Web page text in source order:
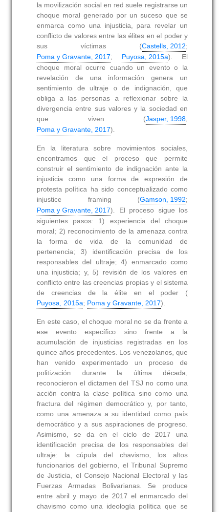
la movilización social en red suele registrarse un
choque moral generado por un suceso que se
enmarca como una injusticia, para revelar un
conflicto de valores entre las élites en el poder y
sus víctimas (Castells, 2012;
Poma y Gravante, 2017; Puyosa, 2015a). El
choque moral ocurre cuando un evento o la
revelación de una información genera un
sentimiento de ultraje o de indignación, que
obliga a las personas a reflexionar sobre la
divergencia entre sus valores y la sociedad en
que viven (Jasper, 1998;
Poma y Gravante, 2017).
En la literatura sobre movimientos sociales,
encontramos que el proceso que permite
construir el sentimiento de indignación ante la
injusticia como una forma de expresión de
protesta política ha sido conceptualizado como
injustice framing (Gamson, 1992;
Poma y Gravante, 2017). El proceso sigue los
siguientes pasos: 1) experiencia del choque
moral; 2) reconocimiento de la amenaza contra
la forma de vida de la comunidad de
pertenencia; 3) identificación precisa de los
responsables del ultraje; 4) enmarcado como
una injusticia; y, 5) revisión de los valores en
conflicto entre las creencias propias y el sistema
de creencias de la élite en el poder (
Puyosa, 2015a; Poma y Gravante, 2017).
En este caso, el choque moral no se da frente a
ese evento específico sino frente a la
acumulación de injusticias registradas en los
quince años precedentes. Los venezolanos, que
han venido experimentado un proceso de
politización durante la última década,
reconocieron el dictamen del TSJ no como una
acción contra la clase política sino como una
fractura del régimen democrático y, por tanto,
como una amenaza a su identidad como país
democrático y a sus aspiraciones de progreso.
Asimismo, se da en el ciclo de 2017 una
identificación precisa de los responsables del
ultraje: la cúpula del chavismo, los altos
funcionarios del gobierno, el Tribunal Supremo
de Justicia, el Consejo Nacional Electoral y las
Fuerzas Armadas Bolivarianas. Se produce
entre abril y mayo de 2017 el enmarcado del
chavismo como una ideología política que se